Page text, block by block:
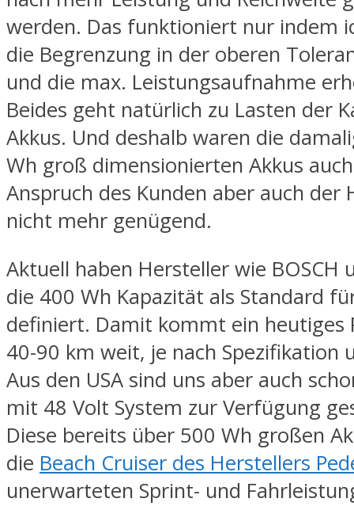
werden. Das funktioniert nur indem
die Begrenzung in der oberen
und die max. Leistungsaufnahme
Beides geht natürlich zu Lasten der
Akkus. Und deshalb waren die
Wh groß dimensionierten Akkus
Anspruch des Kunden aber auch der
nicht mehr genügend.
Aktuell haben Hersteller wie BOSCH
die 400 Wh Kapazität als Standard
definiert. Damit kommt ein heutiges
40-90 km weit, je nach Spezifikation
Aus den USA sind uns aber auch
mit 48 Volt System zur Verfügung
Diese bereits über 500 Wh großen
die Beach Cruiser des Herstellers
unerwarteten Sprint- und